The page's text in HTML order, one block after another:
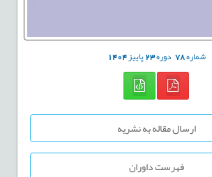
شماره78 دوره23پاییز1404
ارسال مقاله به نشریه
فهرست داوران